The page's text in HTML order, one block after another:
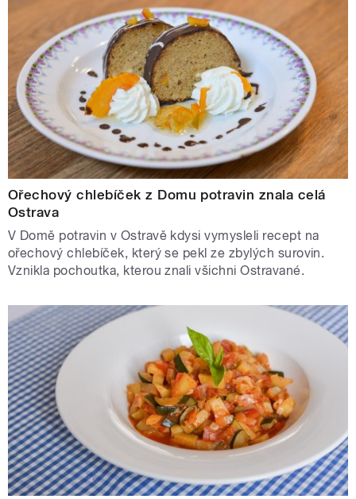
Ořechový chlebíček z Domu potravin znala celá
Ostrava
V Domě potravin v Ostravě kdysi vymysleli recept na
ořechový chlebíček, který se pekl ze zbylých surovin.
Vznikla pochoutka, kterou znali všichni Ostravané.